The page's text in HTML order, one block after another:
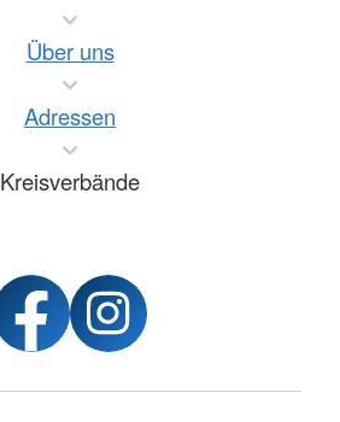
Über uns
Adressen
Kreisverbände